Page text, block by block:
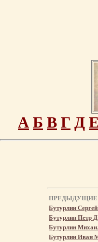
А Б В Г Д Е
ПРЕДЫДУЩИЕ
Бутурлин
Бутурлин Петр
Бутурлин
Бутурлин Иван